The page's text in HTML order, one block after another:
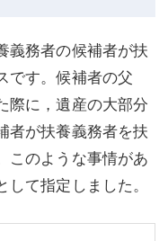
義務者の候補者が扶
です。候補者の父
際に，遺産の大部分
者が扶養義務者を扶
このような事情があ
て指定しました。